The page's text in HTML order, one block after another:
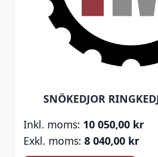
SNÖKEDJOR
10 050,00 kr
8 040,00 kr